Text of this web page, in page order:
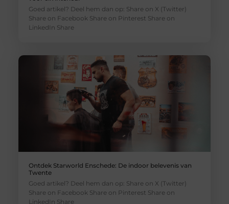
Goed artikel? Deel hem dan op: Share on X (Twitter)
Share on Facebook Share on Pinterest Share on
LinkedIn Share
Ontdek Starworld Enschede: De indoor belevenis van
Twente
Goed artikel? Deel hem dan op: Share on X (Twitter)
Share on Facebook Share on Pinterest Share on
LinkedIn Share